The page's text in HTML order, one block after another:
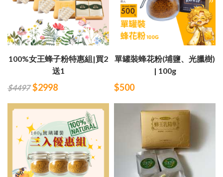
100%女王蜂子粉特惠組|買2
送1
$4497 $2998
單罐裝蜂花粉(埔鹽、光臘樹)
| 100g
$500